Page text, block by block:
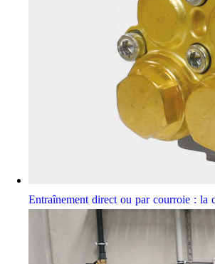
Entraînement direct ou par courroie : la